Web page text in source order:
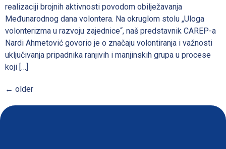
realizaciji brojnih aktivnosti povodom obilježavanja
Međunarodnog dana volontera. Na okruglom stolu „Uloga
volonterizma u razvoju zajednice“, naš predstavnik CAREP-a
Nardi Ahmetović govorio je o značaju volontiranja i važnosti
uključivanja pripadnika ranjivih i manjinskih grupa u procese
koji […]
← older